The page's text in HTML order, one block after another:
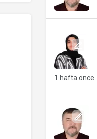
1 hafta önce